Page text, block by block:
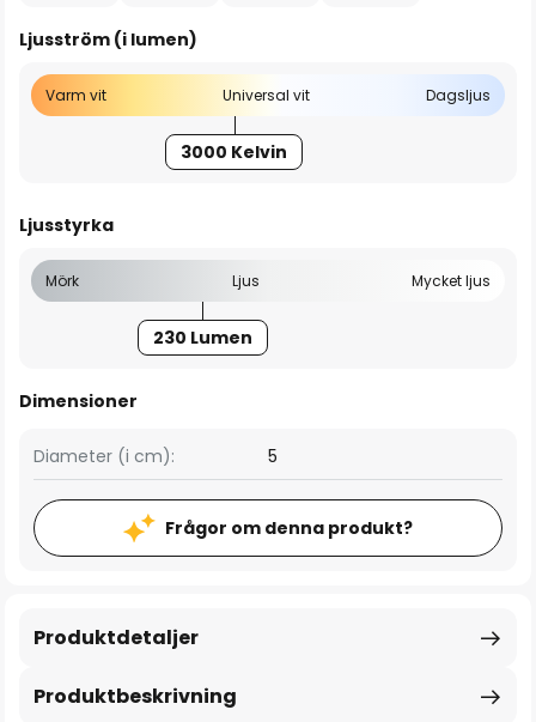
Ljusström (i lumen)
Varm vit Universal vit Dagsljus
3000 Kelvin
Ljusstyrka
Mörk Ljus Mycket ljus
230 Lumen
Dimensioner
Diameter (i cm): 5
Frågor om denna produkt?
Produktbeskrivning
Produktdetaljer